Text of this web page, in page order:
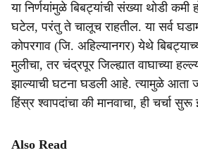
या निर्णयांमुळे बिबट्यांची संख्या थोडी
घटेल, परंतु ते चालूच राहतील. या सर्व
कोपरगाव (जि. अहिल्यानगर) येथे
मुलीचा, तर चंद्रपूर जिल्ह्यात वाघाच्या
झाल्याची घटना घडली आहे. त्यामुळे आता
हिंस्र श्‍वापदांचा की मानवाचा, ही चर्चा
Also Read